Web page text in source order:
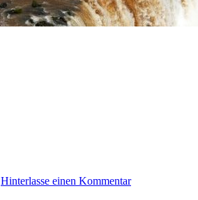
Hinterlasse einen Kommentar